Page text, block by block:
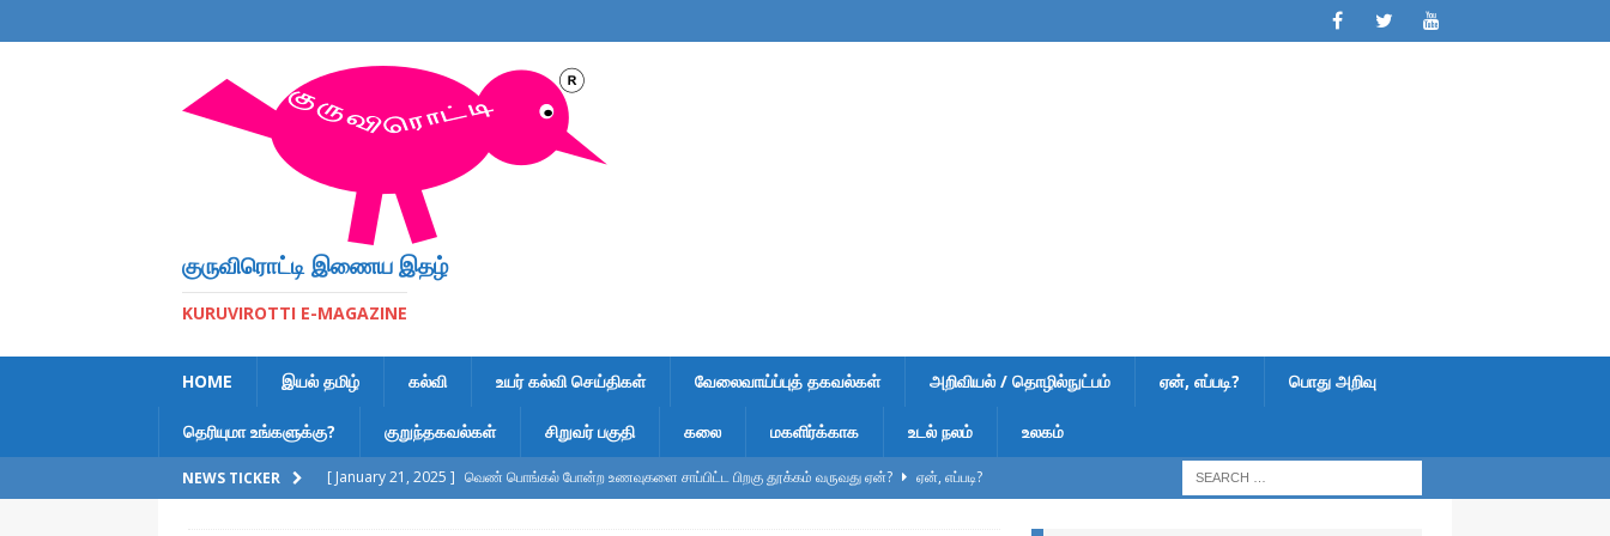
குருவிரொட்டி இணைய இதழ்
KURUVIROTTI E-MAGAZINE
HOME இயல் தமிழ் கல்வி உயர் கல்வி செய்திகள் வேலைவாய்ப்புத் தகவல்கள் அறிவியல் / தொழில்நுட்பம் ஏன், எப்படி? பொது அறிவு
தெரியுமா உங்களுக்கு? குறுந்தகவல்கள் சிறுவர் பகுதி கலை மகளிர்க்காக உடல் நலம் உலகம்
NEWS TICKER [ January 21, 2025 ] வெண் பொங்கல் போன்ற உணவுகளை சாப்பிட்ட பிறகு தூக்கம் வருவது ஏன்?
ஏன், எப்படி?